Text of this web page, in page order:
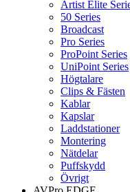
Artist Elite
50 Series
Broadcast
Pro Series
ProPoint Series
UniPoint Series
Högtalare
Clips & Fästen
Kablar
Kapslar
Laddstationer
Montering
Nätdelar
Puffskydd
Övrigt